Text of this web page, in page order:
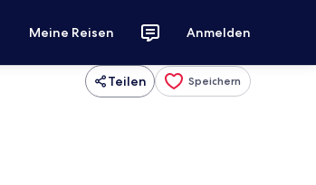
Meine Reisen Anmelden
Teilen Speichern